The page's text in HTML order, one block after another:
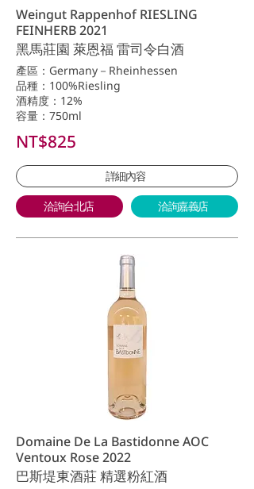
Weingut Rappenhof RIESLING
FEINHERB 2021
黑馬莊園 萊恩福 雷司令白酒
產區：Germany－Rheinhessen
品種：100%Riesling
酒精度：12%
容量：750ml
NT$825
詳細內容
洽詢台北店 洽詢嘉義店
Domaine De La Bastidonne AOC
Ventoux Rose 2022
巴斯堤東酒莊 精選粉紅酒